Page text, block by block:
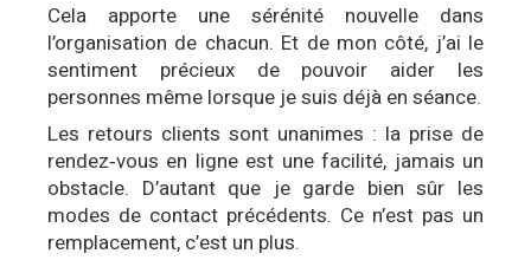
Cela apporte une sérénité nouvelle dans
l’organisation de chacun. Et de mon côté, j’ai le
sentiment précieux de pouvoir aider les
personnes même lorsque je suis déjà en séance.
Les retours clients sont unanimes : la prise de
rendez‑vous en ligne est une facilité, jamais un
obstacle. D’autant que je garde bien sûr les
modes de contact précédents. Ce n’est pas un
remplacement, c’est un plus.